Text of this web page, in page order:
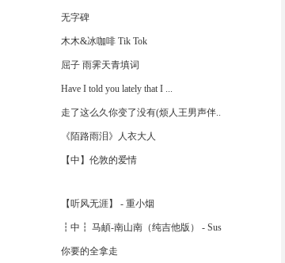
无字碑
木木&冰咖啡 Tik Tok
屈子 雨霁天青填词
Have I told you lately that I ...
走了这么久你变了没有(烦人王男声伴..
《陌路雨泪》人衣大人
【中】伦敦的爱情
【听风无涯】 - 重小烟
┇中┇ 马頔-南山南（纯吉他版） - Sus
你要的全拿走